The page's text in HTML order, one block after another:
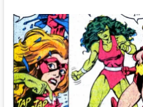
y
la
comedia
involuntaria
de
Tom
DeFalco
y
Ron